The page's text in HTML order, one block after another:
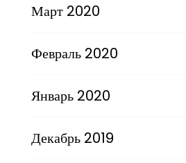
Март 2020
Февраль 2020
Январь 2020
Декабрь 2019